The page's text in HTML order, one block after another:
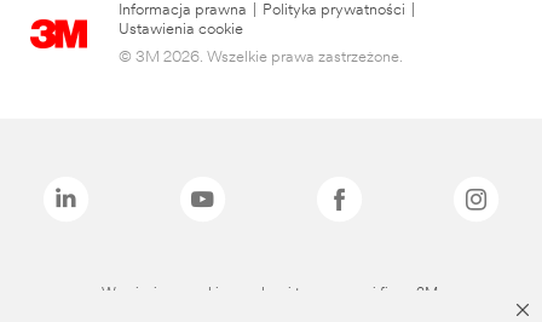
Informacja prawna Polityka prywatności
Ustawienia cookie
© 3M 2026. Wszelkie prawa zastrzeżone.
Wymienione marki są znakami towarowymi firmy 3M.